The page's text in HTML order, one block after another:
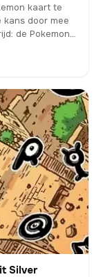
kaart te
kans door mee
de Pokemon
Silver